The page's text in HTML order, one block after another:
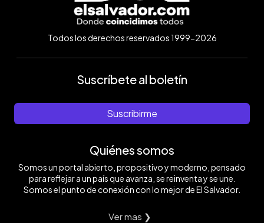
Todos los derechos reservados 1999-2026
Suscríbete al boletín
Suscribirme
Quiénes somos
Somos un portal abierto, propositivo y moderno, pensado
para reflejar a un país que avanza, se reinventa y se une.
Somos el punto de conexión con lo mejor de El Salvador.
Ver mas ❯